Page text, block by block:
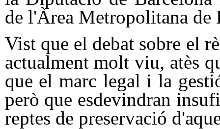
de l'Àrea Metropolitana de
Vist que el debat sobre el
actualment molt viu, atès
que el marc legal i la
però que esdevindran
reptes de preservació